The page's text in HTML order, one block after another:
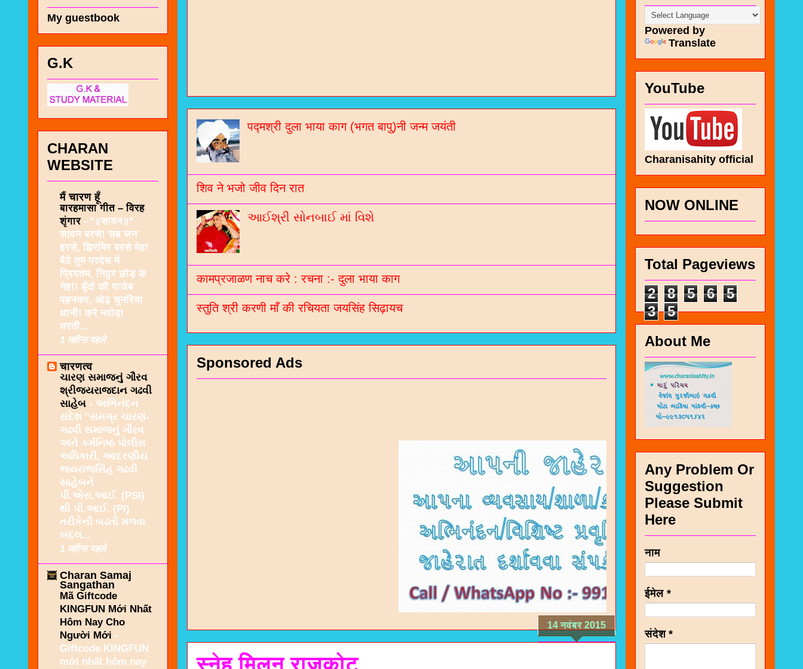
जोगीदान गढवी (चडीया) रचित रचनाओ
जनरल नॉलेज / मटीरीयल्स / भरती माहिती माटे
नंबर 9913051642 आपना गृपमां ऐड करो
पद्मश्री दुला भाया काग (भगत बापु)नी जन्म जयंती
शिव ने भजो जीव दिन रात
આઈશ્રી સોનબાઈ માં વિશે
कामप्रजाळण नाच करे : रचना :- दुला भाया काग
स्तुति श्री करणी माँ की रचियता जयसिंह सिढ़ायच
Sponsored Ads
14 नवंबर 2015
स्नेह मिलन राजकोट
My guestbook
G.K
CHARAN
WEBSITE
मैं चारण हूँ
बारहमासा गीत – विरह
शृंगार - *॥सावन॥*
सावन बरसे! सब जन
हरसे, झिरमिर बरसे मेह!
बैठे तुम परदेस में
प्रियतम, निठुर छोड़ के
नेह!! बूँदों की पाजेब
पहनकर, ओढ़ चुनरिया
धानी! करे नवोढ़ा
धरती...
1 महीना पहले
चारणत्व
ચારણ સમાજનું ગૌરવ
શ્રીજયરાજદાન ગઢવી
સાહેબ - અભિનંદન
સંદેશ "સમગ્ર ચારણ-
ગઢવી સમાજનું ગૌરવ
અને કર્મનિષ્ઠ પોલીસ
અધિકારી, આદરણીય
જયરાજસિંહ ગઢવી
સાહેબને
પી.એસ.આઈ. (PSI)
થી પી.આઈ. (PI)
તરીકેની બઢતી મળવા
બદલ...
1 महीना पहले
Charan Samaj
Sangathan
Mã Giftcode
KINGFUN Mới Nhất
Hôm Nay Cho
Người Mới -
Giftcode KINGFUN
mới nhất hôm nay
Powered by
Translate
YouTube
Charanisahity official
NOW ONLINE
Total Pageviews
2
8 5 6
5
3
5
About Me
Any Problem Or
Suggestion
Please Submit
Here
नाम
ईमेल *
संदेश *